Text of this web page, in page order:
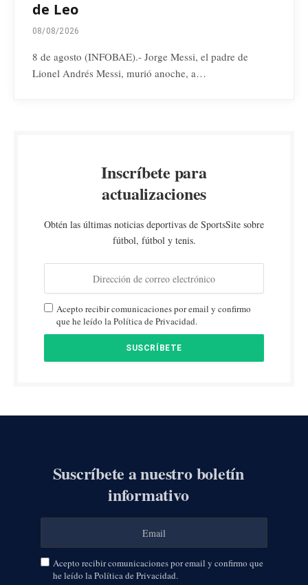
de Leo
08/08/2026
8 de agosto (INFOBAE).- Jorge Messi, el padre de
Lionel Andrés Messi, murió anoche, a…
Inscríbete para
actualizaciones
Obtén las últimas noticias deportivas de SportsSite sobre
fútbol, fútbol y tenis.
Acepto recibir comunicaciones por email y confirmo
que he leído la Política de Privacidad.
Suscríbete a nuestro boletín
informativo
Acepto recibir comunicaciones por email y confirmo que
he leído la Política de Privacidad.